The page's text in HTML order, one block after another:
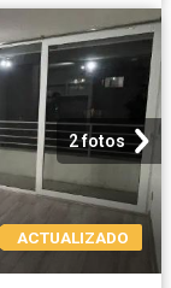
2 fotos
ACTUALIZADO